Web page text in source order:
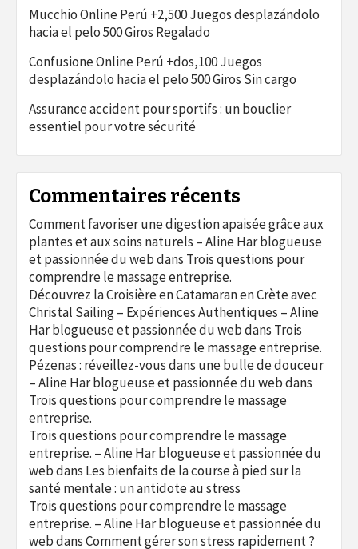
Mucchio Online Perú +2,500 Juegos desplazándolo
hacia el pelo 500 Giros Regalado
Confusione Online Perú +dos,100 Juegos
desplazándolo hacia el pelo 500 Giros Sin cargo
Assurance accident pour sportifs : un bouclier
essentiel pour votre sécurité
Commentaires récents
Comment favoriser une digestion apaisée grâce aux
plantes et aux soins naturels – Aline Har blogueuse
et passionnée du webdans Trois questions pour
comprendre le massage entreprise.
Découvrez la Croisière en Catamaran en Crète avec
Christal Sailing – Expériences Authentiques – Aline
Har blogueuse et passionnée du webdans Trois
questions pour comprendre le massage entreprise.
Pézenas : réveillez-vous dans une bulle de douceur
– Aline Har blogueuse et passionnée du webdans
Trois questions pour comprendre le massage
entreprise.
Trois questions pour comprendre le massage
entreprise. – Aline Har blogueuse et passionnée du
webdans Les bienfaits de la course à pied sur la
santé mentale : un antidote au stress
Trois questions pour comprendre le massage
entreprise. – Aline Har blogueuse et passionnée du
webdansComment gérer son stress rapidement ?